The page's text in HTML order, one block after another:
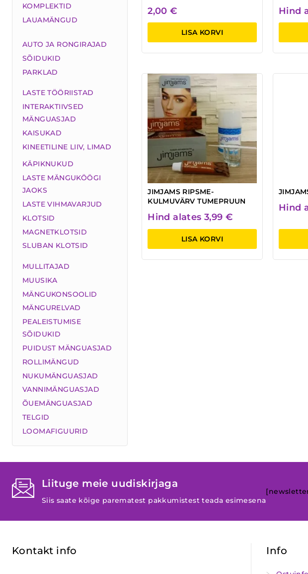
2,00€
LISA KORVI
Hind
JIMJAMS RIPSME-
KULMUVÄRV TUMEPRUUN
Hind alates3,99€
LISA KORVI
Hind
KOMPLEKTID
LAUAMÄNGUD
AUTO JA RONGIRAJAD
SÕIDUKID
PARKLAD
LASTE TÖÖRIISTAD
INTERAKTIIVSED
MÄNGUASJAD
KAISUKAD
KINEETILINE LIIV, LIMAD
KÄPIKNUKUD
LASTE MÄNGUKÖÖGI
JAOKS
LASTE VIHMAVARJUD
KLOTSID
MAGNETKLOTSID
SLUBAN KLOTSID
MULLITAJAD
MUUSIKA
MÄNGUKONSOOLID
MÄNGURELVAD
PEALEISTUMISE
SÕIDUKID
PUIDUST MÄNGUASJAD
ROLLIMÄNGUD
NUKUMÄNGUASJAD
VANNIMÄNGUASJAD
ÕUEMÄNGUASJAD
TELGID
LOOMAFIGUURID
Liituge meie uudiskirjaga
Siis saate kõige parematest pakkumistest teada esimesena
Kontakt info Info